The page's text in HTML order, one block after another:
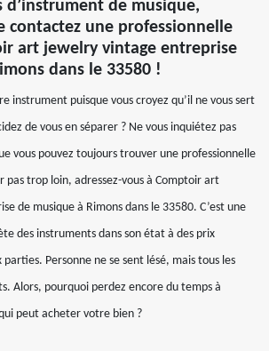
d’instrument de musique,
contactez une professionnelle
art jewelry vintage entreprise
dans le 33580 !
instrument puisque vous croyez qu’il ne vous sert
de vous en séparer ? Ne vous inquiétez pas
vous pouvez toujours trouver une professionnelle
pas trop loin, adressez-vous à Comptoir art
de musique à Rimons dans le 33580. C’est une
des instruments dans son état à des prix
Personne ne se sent lésé, mais tous les
Alors, pourquoi perdez encore du temps à
peut acheter votre bien ?